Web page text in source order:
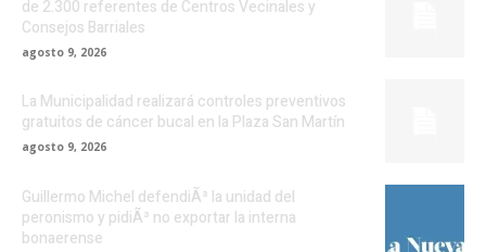
de 2.300 referentes de Centros Vecinales y
Consejos Barriales
agosto 9, 2026
La Municipalidad realizará controles preventivos
gratuitos de cáncer bucal en la Plaza San Martín
agosto 9, 2026
Guillermo Michel defendiÃ³ la unidad del
peronismo y pidiÃ³ no exportar la interna
bonaerense